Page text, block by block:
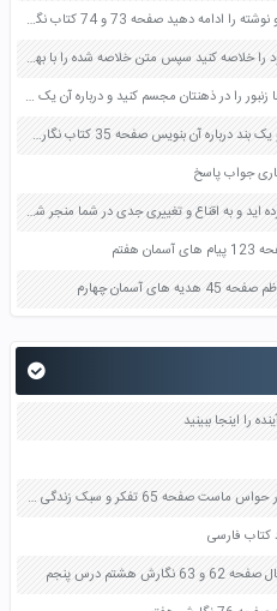
یکی از متن های ناتمام زیر را انتخاب کنید و نوشته را ادامه دهید صفحه 73 و 74 کتاب نگارش فارسی پنجم دبستان
یکی از درس های مندرج در کتاب درسی خود را خلاصه کنید سپس متن خلاصه شده را با بهره گیری از روش های دسته بندی نمودار جدول نقشه مفهومی نشان دهید صفحه 118 نگارش یازدهم
یکی از صدا های آبشار به هم خوردن برگ ها زنبور را در ذهنتان مجسم کنید و درباره آن یک بند بنویسید صفحه 11 نگارش پنجم
یکی از دو موضوع را به دلخواه انتخاب کن و یک بند درباره آن بنویس صفحه 35 کتاب نگارش فارسی سوم
جواب پاسخ
یکی از موثرترین پیام هایی را که دریافت کرده اید و به اقناع و تغییری جدی در شما منجر شده است برسی کنید و علت این تاثیر گذاری قابل توجه را بنویسید صفحه 52 تفکر و سواد رسانه ای دهم
آسمان چهارم
را اینجا ببینید
آیا این خطا حاصل اندیشه ماست یا نقص در حواس ماست صفحه 65 تفکر و سبک زندگی هفتم
کتاب فارسی
درس پنجم